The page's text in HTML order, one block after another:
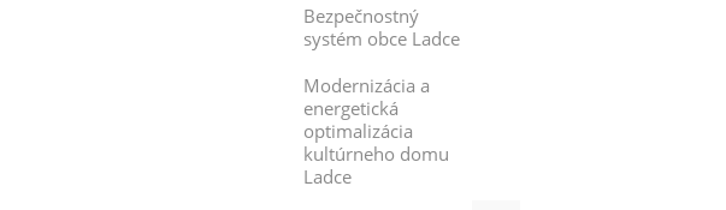
Bezpečnostný
systém obce Ladce
Modernizácia a
energetická
optimalizácia
kultúrneho domu
Ladce